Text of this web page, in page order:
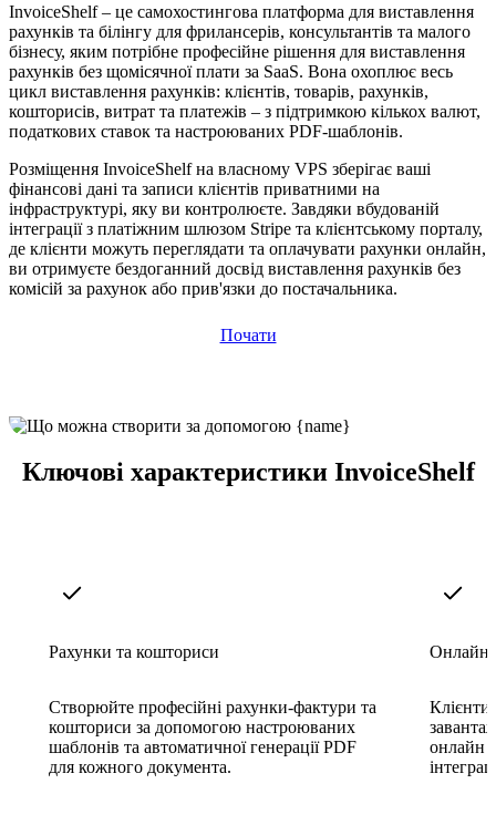
InvoiceShelf – це самохостингова платформа для виставлення
рахунків та білінгу для фрилансерів, консультантів та малого
бізнесу, яким потрібне професійне рішення для виставлення
рахунків без щомісячної плати за SaaS. Вона охоплює весь
цикл виставлення рахунків: клієнтів, товарів, рахунків,
кошторисів, витрат та платежів – з підтримкою кількох валют,
податкових ставок та настроюваних PDF-шаблонів.
Розміщення InvoiceShelf на власному VPS зберігає ваші
фінансові дані та записи клієнтів приватними на
інфраструктурі, яку ви контролюєте. Завдяки вбудованій
інтеграції з платіжним шлюзом Stripe та клієнтському порталу,
де клієнти можуть переглядати та оплачувати рахунки онлайн,
ви отримуєте бездоганний досвід виставлення рахунків без
комісій за рахунок або прив'язки до постачальника.
Почати
Ключові характеристики InvoiceShelf
Рахунки та кошториси
Створюйте професійні рахунки-фактури та
кошториси за допомогою настроюваних
шаблонів та автоматичної генерації PDF
для кожного документа.
Онлайн-
Клієнти
онлайн